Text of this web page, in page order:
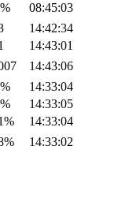
08:45:03
14:42:34
14:43:01
14:43:06
14:33:04
14:33:05
14:33:04
14:33:02